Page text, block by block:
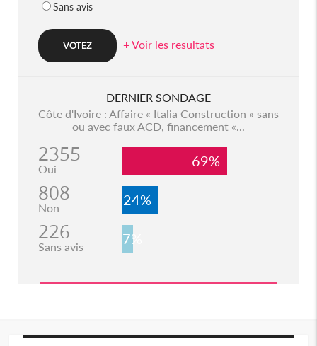
Sans avis
+ Voir les resultats
DERNIER SONDAGE
Côte d'Ivoire : Affaire « Italia Construction » sans
ou avec faux ACD, financement «...
2355
Oui 69%
808
Non 24%
226
Sans avis 7%